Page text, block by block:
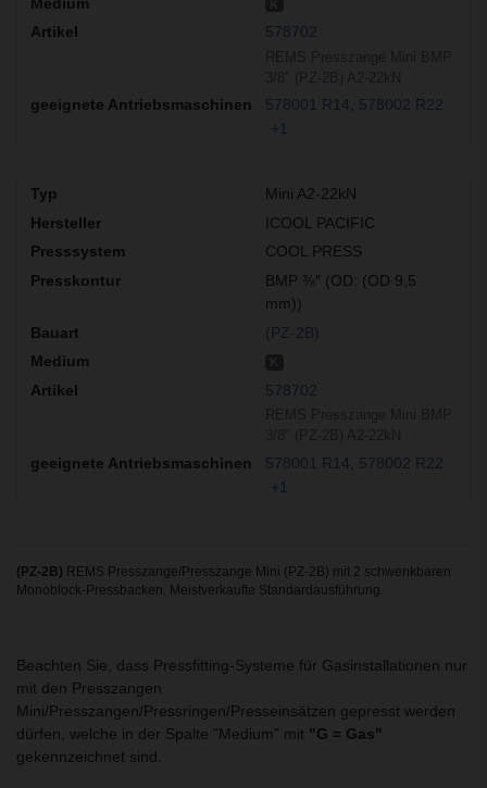
578702
578001 R14
578002 R22
+1
Mini A2-22kN
ICOOL PACIFIC
COOL PRESS
BMP ⅜″ (OD: (OD 9,5
mm))
(PZ-2B)
578702
578001 R14
578002 R22
+1
(PZ-2B) REMS Presszange/Presszange Mini (PZ-2B) mit 2 schwenkbaren
Monoblock-Pressbacken. Meistverkaufte Standardausführung.
Beachten Sie, dass Pressfitting-Systeme für Gasinstallationen nur
mit den Presszangen
Mini/Presszangen/Pressringen/Presseinsätzen gepresst werden
dürfen, welche in der Spalte "Medium" mit "G = Gas"
gekennzeichnet sind.